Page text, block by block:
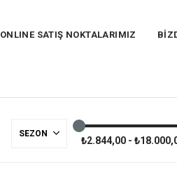
ONLINE SATIŞ NOKTALARIMIZ
SEZON
₺2.844,00 -